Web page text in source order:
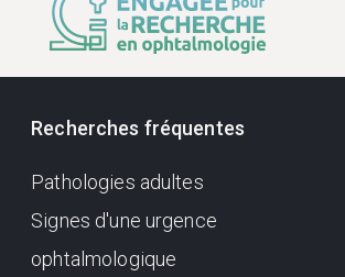
Recherches fréquentes
Pathologies adultes
Signes d'une urgence
ophtalmologique